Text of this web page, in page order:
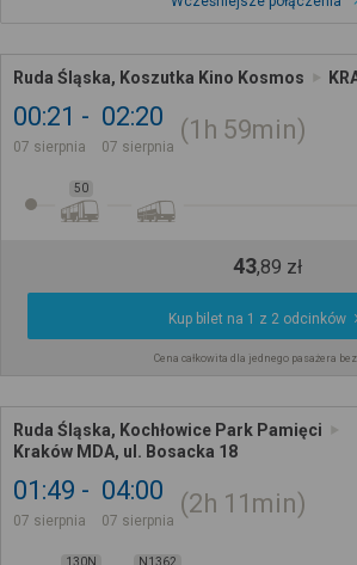
Ruda Śląska, Koszutka Kino Kosmos
00:21
07 sierpnia
02:20
07 sierpnia
1h 59min
50
43,89 zł
Kup bilet na 1 z 2 odcinków
Cena całkowita dla jednego pasażera
Ruda Śląska, Kochłowice Park Pamięci
Kraków MDA, ul. Bosacka 18
01:49
07 sierpnia
04:00
07 sierpnia
2h 11min
130N N1362